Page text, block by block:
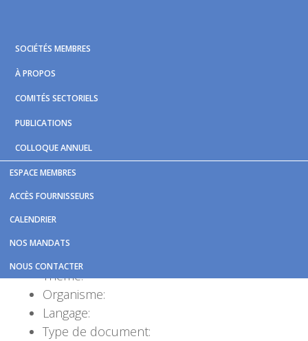
primary
navigation
main
content
footer
ESPACE MEMBRES
ACCÈS FOURNISSEURS
CALENDRIER
NOS MANDATS
NOUS CONTACTER
SOCIÉTÉS MEMBRES
À PROPOS
COMITÉS SECTORIELS
PUBLICATIONS
COLLOQUE ANNUEL
Vous êtes ici :Accueil
Thème:
Organisme:
Langage:
Type de document: